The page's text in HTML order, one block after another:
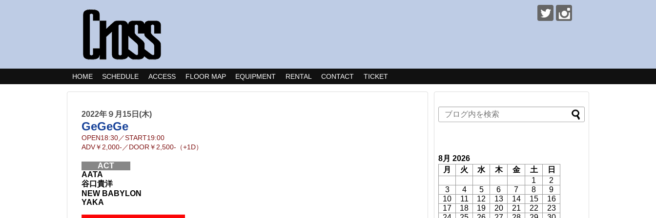
HOME SCHEDULE ACCESS FLOOR MAP EQUIPMENT RENTAL CONTACT TICKET
2022年９月15日(木)
GeGeGe
OPEN18:30／START19:00
ADV￥2,000- ／DOOR ￥2,500-（+1D）
ACT
AATA
谷口貴洋
NEW BABYLON
YAKA
8月 2026
月
火 水 木 金 土
日
1
2
3
4 5 6 7 8
9
10
11 12 13 14 15
16
17
18 19 20 21 22
23